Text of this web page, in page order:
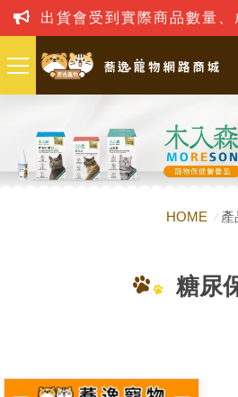
出貨會受到實際商品數量
HOME 產
糖尿